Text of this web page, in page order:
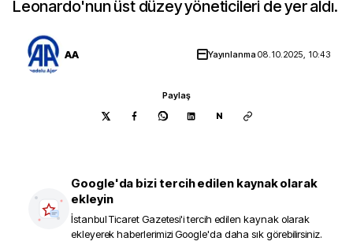
Leonardo'nun üst düzey yöneticileri de yer aldı.
AA Yayınlanma08.10.2025, 10:43
Paylaş
N
Google'da bizi tercih edilen kaynak olarak
ekleyin
İstanbul Ticaret Gazetesi'i tercih edilen kaynak olarak
ekleyerek haberlerimizi Google'da daha sık görebilirsiniz.